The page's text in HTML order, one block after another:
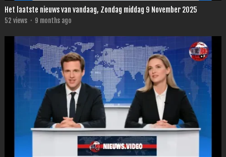
Het laatste nieuws van vandaag, Zondag middag 9 November 2025
52 views · 9 months ago